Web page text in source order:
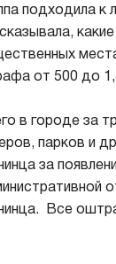
подходила
от 500 до
в городе за
парков и
за
Все